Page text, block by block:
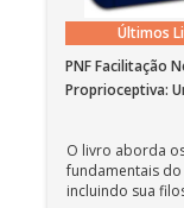
Últimos
PNF Facilitação
Proprioceptiva:
O livro aborda
fundamentais do
incluindo sua